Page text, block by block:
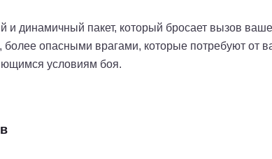
и динамичный пакет, который бросает вызов
опасными врагами, которые потребуют от
условиям боя.